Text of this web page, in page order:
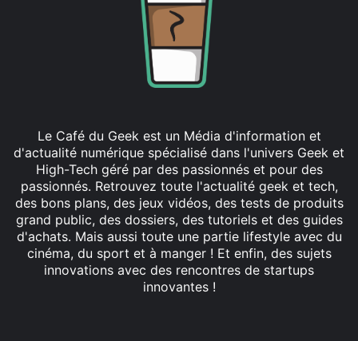
Le Café du Geek est un Média d'information et
d'actualité numérique spécialisé dans l'univers Geek et
High-Tech géré par des passionnés et pour des
passionnés. Retrouvez toute l'actualité geek et tech,
des bons plans, des jeux vidéos, des tests de produits
grand public, des dossiers, des tutoriels et des guides
d'achats. Mais aussi toute une partie lifestyle avec du
cinéma, du sport et à manger ! Et enfin, des sujets
innovations avec des rencontres de startups
innovantes !